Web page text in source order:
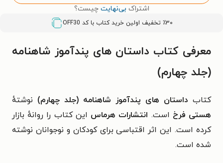
اشتراک بی‌نهایت چیست؟
٪۳۰ تخفیف اولین خرید کتاب با کد OFF30
معرفی کتاب داستان های پندآموز شاهنامه
(جلد چهارم)
کتاب داستان های پندآموز شاهنامه (جلد چهارم) نوشتهٔ
هستی فرخ است. انتشارات هرماس این کتاب را روانهٔ بازار
کرده است. این اثر اقتباسی برای کودکان و نوجوانان نوشته
شده است.